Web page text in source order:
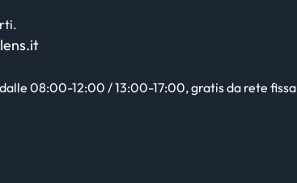
08:00-12:00 / 13:00-17:00, gratis da rete fissa